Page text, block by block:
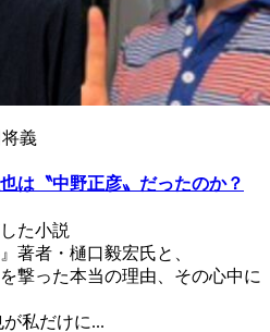
義
は〝中野正彦〟だったのか？
た小説
著者・樋口毅宏氏と、
撃った本当の理由、その心中に
が私だけに...